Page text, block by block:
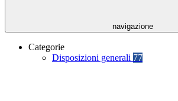
navigazione
Categorie
Disposizioni generali 77